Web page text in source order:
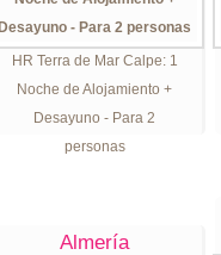
HR Terra de Mar Calpe: 1
Noche de Alojamiento +
Desayuno - Para 2
personas
Almería